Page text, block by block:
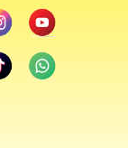
do ex-
“falcatruas”